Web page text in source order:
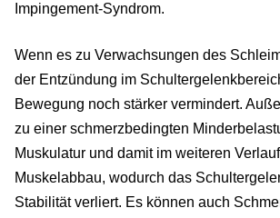
Impingement-Syndrom.
Wenn es zu Verwachsungen des
der Entzündung im
Bewegung noch stärker vermindert.
zu einer schmerzbedingten
Muskulatur und damit im weiteren
Muskelabbau, wodurch das
Stabilität verliert. Es können auch